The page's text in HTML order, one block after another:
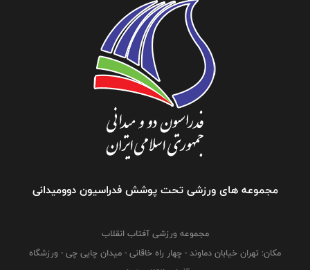
مجموعه های ورزشی تحت پوشش فدراسیون دوومیدانی
مجموعه ورزشی آفتاب انقلاب
مکان: تهران خیابان دماوند - چهار راه خاقانی - میدان چایی چی - ورزشگاه